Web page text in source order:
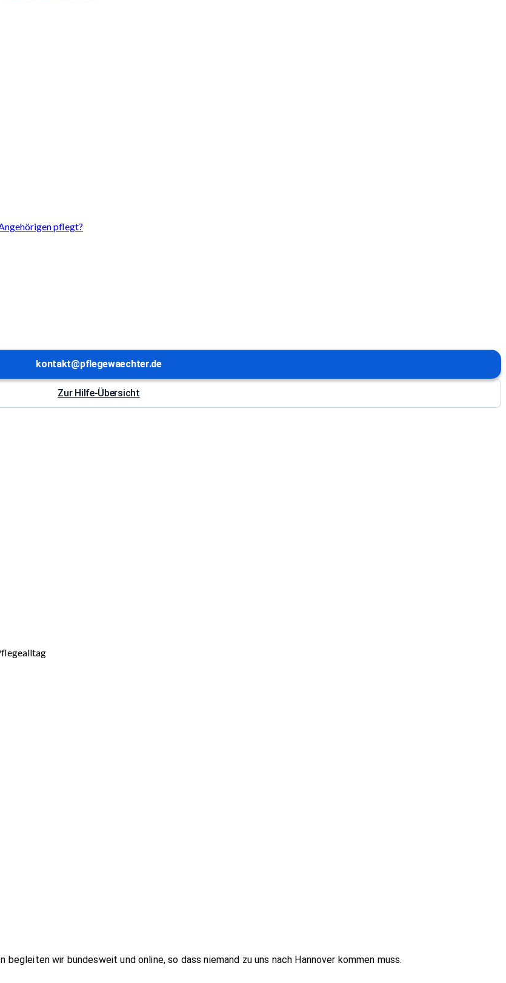
pflegt?
kontakt@pflegewaechter.de
Zur Hilfe-Übersicht
wir bundesweit und online, so dass niemand zu uns nach Hannover kommen muss.